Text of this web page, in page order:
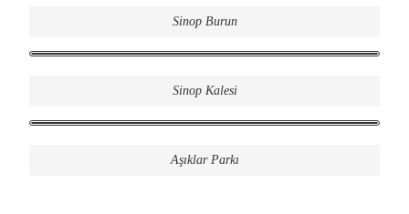
Sinop Burun
Sinop Kalesi
Aşıklar Parkı